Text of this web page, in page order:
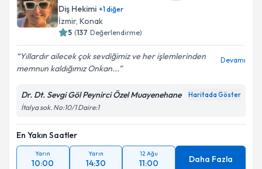
Diş Hekimi +1diğer
İzmir, Konak
5 (137 Değerlendirme)
Yıllardır ailecek çok sevdiğimiz ve her işlemlerinden
memnun kaldığımız Onkan...
Devamı
Dr. Dt. Sevgi Göl Peynirci Özel Muayenehane Haritada Göster
İtalya sok. No:10/1 Daire:1
En Yakın Saatler
Yarın
10:00
Yarın
14:30
12 Ağu
11:00 Daha Fazla